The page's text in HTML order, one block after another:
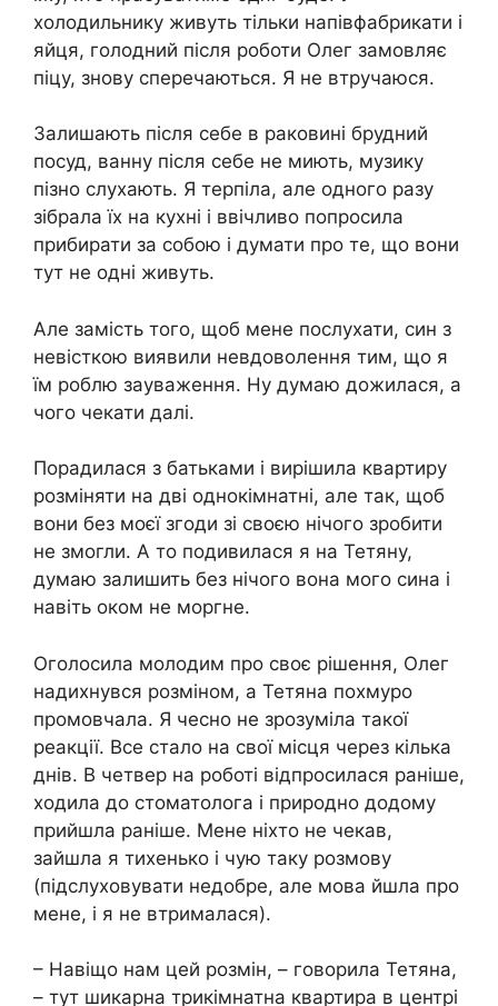
холодильнику живуть тільки напівфабрикати і
яйця, голодний після роботи Олег замовляє
піцу, знову сперечаються. Я не втручаюся.
Залишають після себе в раковині брудний
посуд, ванну після себе не миють, музику
пізно слухають. Я терпіла, але одного разу
зібрала їх на кухні і ввічливо попросила
прибирати за собою і думати про те, що вони
тут не одні живуть.
Але замість того, щоб мене послухати, син з
невісткою виявили невдоволення тим, що я
їм роблю зауваження. Ну думаю дожилася, а
чого чекати далі.
Порадилася з батьками і вирішила квартиру
розміняти на дві однокімнатні, але так, щоб
вони без моєї згоди зі своєю нічого зробити
не змогли. А то подивилася я на Тетяну,
думаю залишить без нічого вона мого сина і
навіть оком не моргне.
Оголосила молодим про своє рішення, Олег
надихнувся розміном, а Тетяна похмуро
промовчала. Я чесно не зрозуміла такої
реакції. Все стало на свої місця через кілька
днів. В четвер на роботі відпросилася раніше,
ходила до стоматолога і природно додому
прийшла раніше. Мене ніхто не чекав,
зайшла я тихенько і чую таку розмову
(підслуховувати недобре, але мова йшла про
мене, і я не втрималася).
– Навіщо нам цей розмін, – говорила Тетяна,
– тут шикарна трикімнатна квартира в центрі